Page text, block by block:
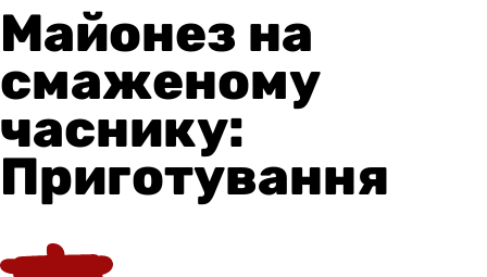
Майонез на
смаженому
часнику:
Приготування